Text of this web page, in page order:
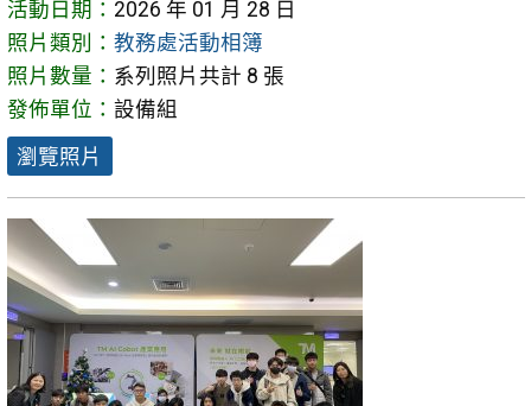
活動日期： 2026 年 01 月 28 日
照片類別： 教務處活動相簿
照片數量： 系列照片共計 8 張
發佈單位： 設備組
瀏覽照片